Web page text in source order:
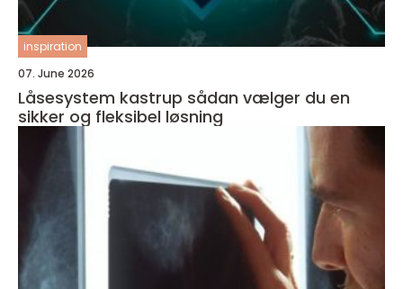
inspiration
07. June 2026
Låsesystem kastrup sådan vælger du en
sikker og fleksibel løsning